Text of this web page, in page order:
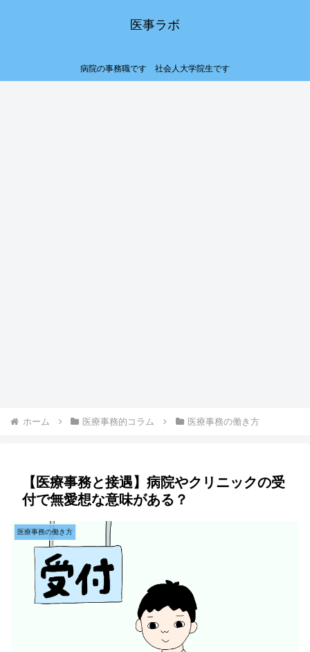
医事ラボ
病院の事務職です 社会人大学院生です
ホーム 医療事務的コラム 医療事務の働き方
【医療事務と接遇】病院やクリニックの受
付で無愛想な意味がある？
医療事務の働き方